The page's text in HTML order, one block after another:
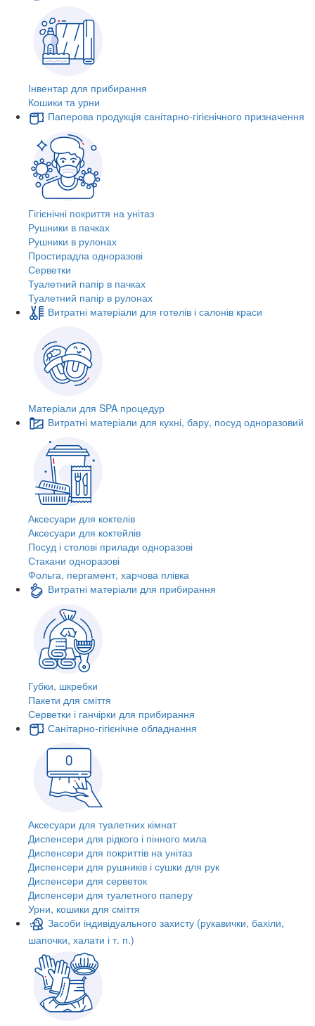
Інвентар для прибирання
Кошики та урни
Паперова продукція санітарно-гігієнічного призначення
Гігієнічні покриття на унітаз
Рушники в пачках
Рушники в рулонах
Простирадла одноразові
Серветки
Туалетний папір в пачках
Туалетний папір в рулонах
Витратні матеріали для готелів і салонів краси
Матеріали для SPA процедур
Витратні матеріали для кухні, бару, посуд одноразовий
Аксесуари для коктелів
Аксесуари для коктейлів
Посуд і столові прилади одноразові
Стакани одноразові
Фольга, пергамент, харчова плівка
Витратні матеріали для прибирання
Губки, шкребки
Пакети для сміття
Серветки і ганчірки для прибирання
Санітарно-гігієнічне обладнання
Аксесуари для туалетних кімнат
Диспенсери для рідкого і пінного мила
Диспенсери для покриттів на унітаз
Диспенсери для рушників і сушки для рук
Диспенсери для серветок
Диспенсери для туалетного паперу
Урни, кошики для сміття
Засоби індивідуального захисту (рукавички, бахіли,
шапочки, халати і т. п.)